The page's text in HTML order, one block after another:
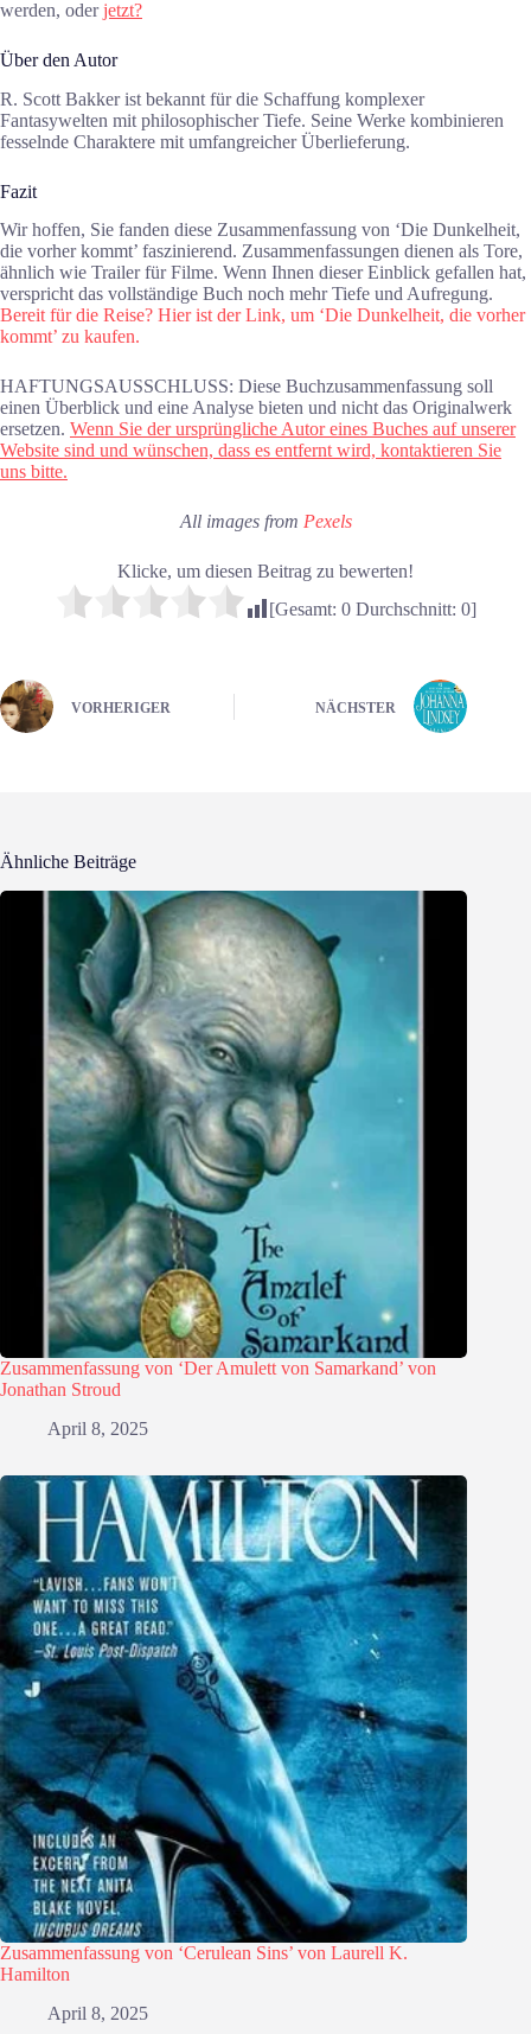
werden, oderjetzt?
Über den Autor
R. Scott Bakker ist bekannt für die Schaffung komplexer
Fantasywelten mit philosophischer Tiefe. Seine Werke kombinieren
fesselnde Charaktere mit umfangreicher Überlieferung.
Fazit
Wir hoffen, Sie fanden diese Zusammenfassung von ‘Die Dunkelheit,
die vorher kommt’ faszinierend. Zusammenfassungen dienen als Tore,
ähnlich wie Trailer für Filme. Wenn Ihnen dieser Einblick gefallen hat,
verspricht das vollständige Buch noch mehr Tiefe und Aufregung.
Bereit für die Reise? Hier ist der Link, um ‘Die Dunkelheit, die vorher
kommt’ zu kaufen.
HAFTUNGSAUSSCHLUSS: Diese Buchzusammenfassung soll
einen Überblick und eine Analyse bieten und nicht das Originalwerk
ersetzen. Wenn Sie der ursprüngliche Autor eines Buches auf unserer
Website sind und wünschen, dass es entfernt wird, kontaktieren Sie
uns bitte.
All images from Pexels
Klicke, um diesen Beitrag zu bewerten!
[Gesamt: 0Durchschnitt: 0]
VORHERIGER NÄCHSTER
Ähnliche Beiträge
Zusammenfassung von ‘Der Amulett von Samarkand’ von
Jonathan Stroud
April 8, 2025
Zusammenfassung von ‘Cerulean Sins’ von Laurell K.
Hamilton
April 8, 2025